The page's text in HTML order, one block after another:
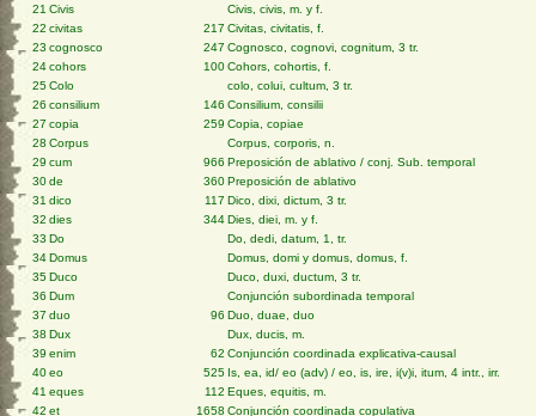
21 Civis
Civis, civis, m. y f.
22 civitas 217 Civitas, civitatis, f.
23 cognosco 247 Cognosco, cognovi, cognitum, 3 tr.
24cohors 100Cohors, cohortis, f.
25Colo
colo, colui, cultum, 3 tr.
26 consilium 146 Consilium, consilii
27 copia 259 Copia, copiae
28 Corpus
Corpus, corporis, n.
29 cum 966 Preposición de ablativo / conj. Sub. temporal
30de 360Preposición de ablativo
31 dico 117 Dico, dixi, dictum, 3 tr.
32 dies 344Dies, diei, m. y f.
33 Do
Do, dedi, datum, 1, tr.
34Domus
Domus, domi y domus, domus, f.
35Duco
Duco, duxi, ductum, 3 tr.
36 Dum
Conjunción subordinada temporal
37 duo 96 Duo, duae, duo
38 Dux
Dux, ducis, m.
39 enim 62 Conjunción coordinada explicativa-causal
40eo 525 Is, ea, id/ eo (adv) / eo, is, ire, i(v)i, itum, 4 intr., irr.
41 eques 112 Eques, equitis, m.
42 et 1658 Conjunción coordinada copulativa